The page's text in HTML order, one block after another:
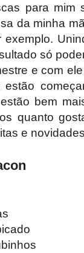
para mim
da minha
só
e com
estão
bem
quanto
e